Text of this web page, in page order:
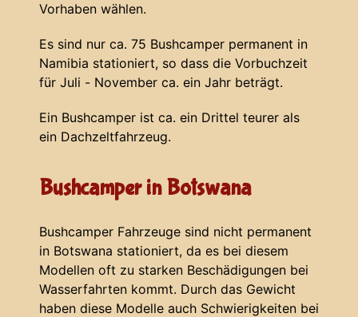
Vorhaben wählen.
Es sind nur ca. 75 Bushcamper permanent in
Namibia stationiert, so dass die Vorbuchzeit
für Juli - November ca. ein Jahr beträgt.
Ein Bushcamper ist ca. ein Drittel teurer als
ein Dachzeltfahrzeug.
Bushcamper in Botswana
Bushcamper Fahrzeuge sind nicht permanent
in Botswana stationiert, da es bei diesem
Modellen oft zu starken Beschädigungen bei
Wasserfahrten kommt. Durch das Gewicht
haben diese Modelle auch Schwierigkeiten bei